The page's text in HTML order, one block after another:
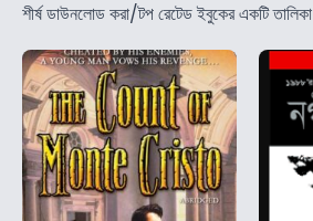
শীর্ষ ডাউনলোড করা/টপ রেটেড ইবুকের একটি তালিকা